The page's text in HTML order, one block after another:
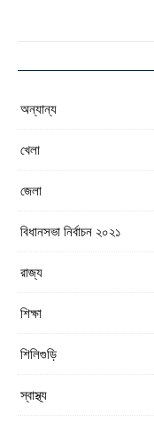
অন্যান্য
খেলা
জেলা
বিধানসভা নির্বাচন ২০২১
রাজ্য
শিক্ষা
শিলিগুড়ি
স্বাস্থ্য